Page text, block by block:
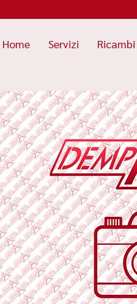
Home Servizi Ricambi